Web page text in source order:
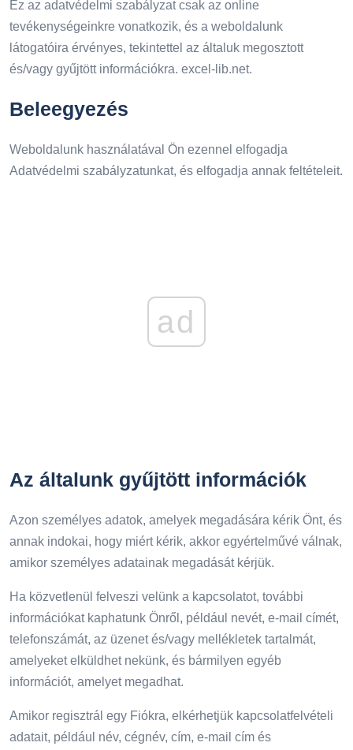
Ez az adatvédelmi szabályzat csak az online
tevékenységeinkre vonatkozik, és a weboldalunk
látogatóira érvényes, tekintettel az általuk megosztott
és/vagy gyűjtött információkra. excel-lib.net.
Beleegyezés
Weboldalunk használatával Ön ezennel elfogadja
Adatvédelmi szabályzatunkat, és elfogadja annak feltételeit.
ad
Az általunk gyűjtött információk
Azon személyes adatok, amelyek megadására kérik Önt, és
annak indokai, hogy miért kérik, akkor egyértelművé válnak,
amikor személyes adatainak megadását kérjük.
Ha közvetlenül felveszi velünk a kapcsolatot, további
információkat kaphatunk Önről, például nevét, e-mail címét,
telefonszámát, az üzenet és/vagy mellékletek tartalmát,
amelyeket elküldhet nekünk, és bármilyen egyéb
információt, amelyet megadhat.
Amikor regisztrál egy Fiókra, elkérhetjük kapcsolatfelvételi
adatait, például név, cégnév, cím, e-mail cím és